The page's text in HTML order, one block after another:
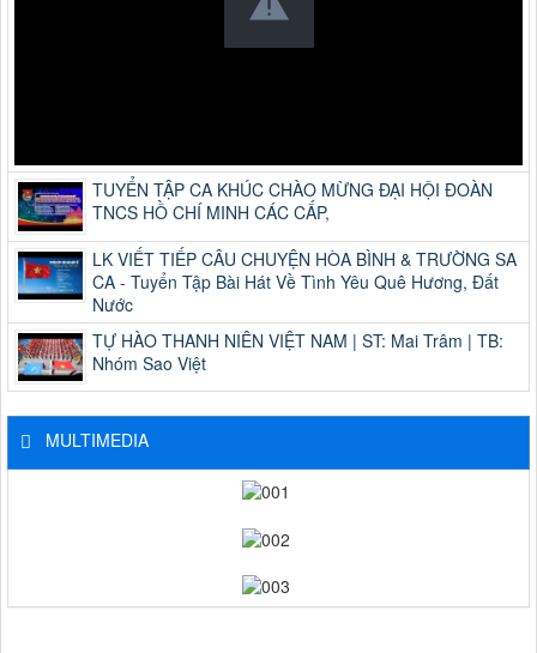
TUYỂN TẬP CA KHÚC CHÀO MỪNG ĐẠI HỘI ĐOÀN
TNCS HỒ CHÍ MINH CÁC CẤP,
LK VIẾT TIẾP CÂU CHUYỆN HÒA BÌNH & TRƯỜNG SA
CA - Tuyển Tập Bài Hát Về Tình Yêu Quê Hương, Đất
Nước
TỰ HÀO THANH NIÊN VIỆT NAM | ST: Mai Trâm | TB:
Nhóm Sao Việt
MULTIMEDIA